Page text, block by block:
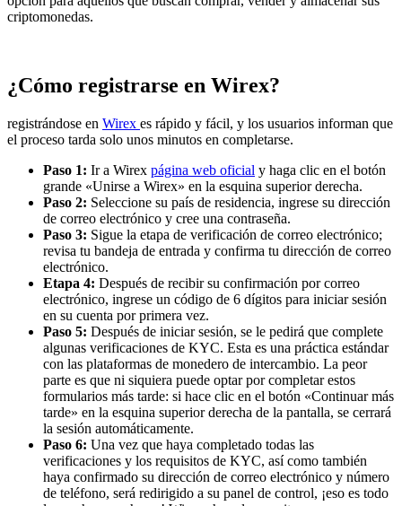
criptomonedas.
¿Cómo registrarse en Wirex?
registrándose en Wirex es rápido y fácil, y los usuarios informan que
el proceso tarda solo unos minutos en completarse.
Paso 1: Ir a Wirex página web oficial y haga clic en el botón
grande «Unirse a Wirex» en la esquina superior derecha.
Paso 2: Seleccione su país de residencia, ingrese su dirección
de correo electrónico y cree una contraseña.
Paso 3: Sigue la etapa de verificación de correo electrónico;
revisa tu bandeja de entrada y confirma tu dirección de correo
electrónico.
Etapa 4: Después de recibir su confirmación por correo
electrónico, ingrese un código de 6 dígitos para iniciar sesión
en su cuenta por primera vez.
Paso 5: Después de iniciar sesión, se le pedirá que complete
algunas verificaciones de KYC. Esta es una práctica estándar
con las plataformas de monedero de intercambio. La peor
parte es que ni siquiera puede optar por completar estos
formularios más tarde: si hace clic en el botón «Continuar más
tarde» en la esquina superior derecha de la pantalla, se cerrará
la sesión automáticamente.
Paso 6: Una vez que haya completado todas las
verificaciones y los requisitos de KYC, así como también
haya confirmado su dirección de correo electrónico y número
de teléfono, será redirigido a su panel de control, ¡eso es todo